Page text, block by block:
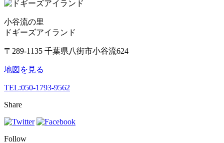
小谷流の里
ドギーズアイランド
〒289-1135 千葉県八街市小谷流624
地図を見る
TEL:050-1793-9562
Share
Follow